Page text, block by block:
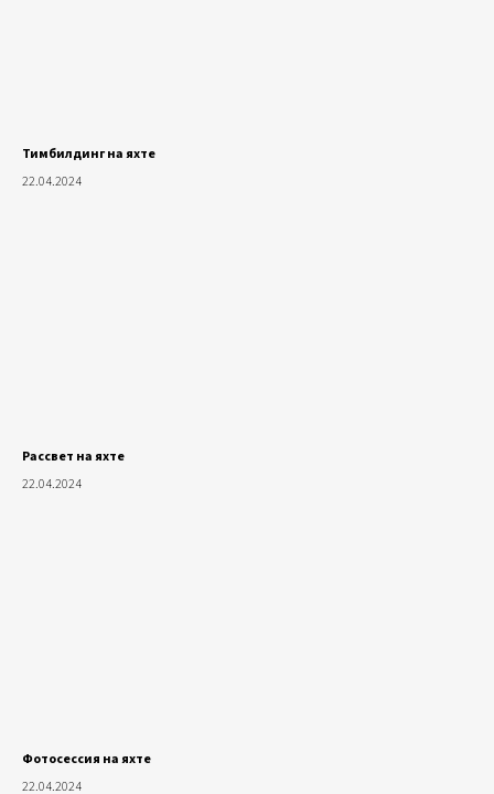
Тимбилдинг на яхте
22.04.2024
Рассвет на яхте
22.04.2024
Фотосессия на яхте
22.04.2024